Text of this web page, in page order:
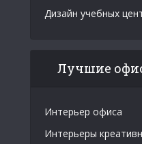
Дизайн учебных
Лучшие
Интерьер офиса
Интерьеры